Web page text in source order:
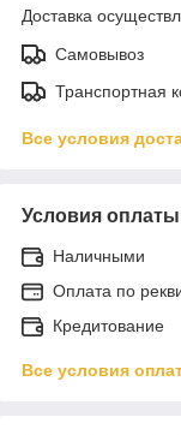
Доставка
Самовывоз
Транспортная
Все условия
Условия оплаты
Наличными
Оплата по
Кредитование
Все условия